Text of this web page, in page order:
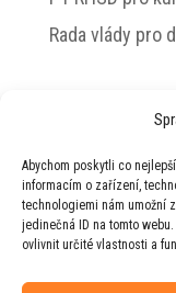
Abychom poskytli co
informacím o zařízení,
technologiemi nám umožní
jedinečná ID na tomto
ovlivnit určité vlastnosti a
Rada vlády pro
Web